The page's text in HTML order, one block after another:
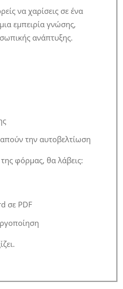
να χαρίσεις σε ένα
εμπειρία γνώσης,
ανάπτυξης.
την αυτοβελτίωση
φόρμας, θα λάβεις:
σε PDF